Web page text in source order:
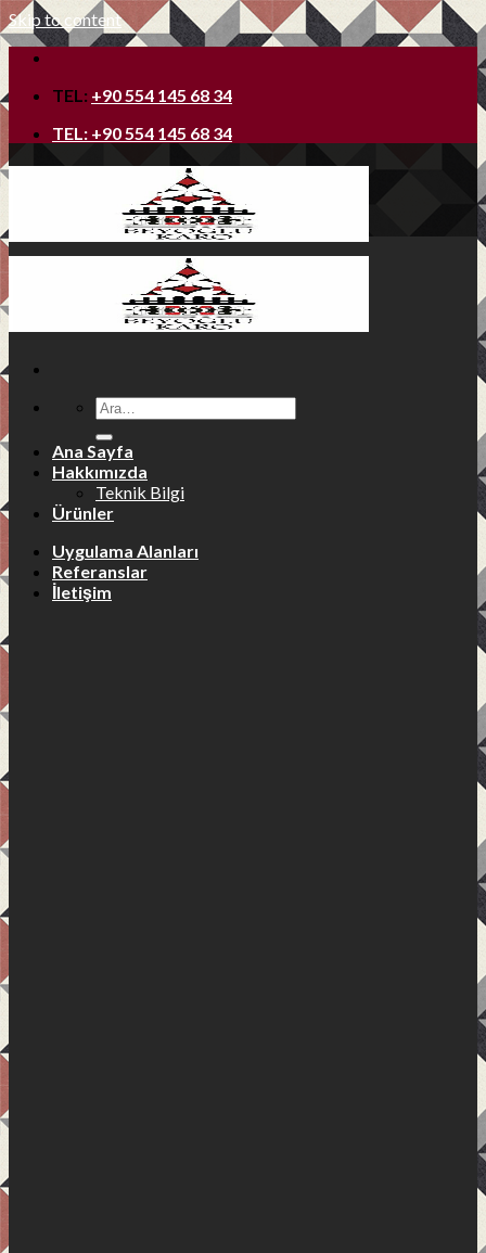
Skip to content
TEL: +90 554 145 68 34
TEL: +90 554 145 68 34
Ana Sayfa
Hakkımızda
Teknik Bilgi
Ürünler
Uygulama Alanları
Referanslar
İletişim